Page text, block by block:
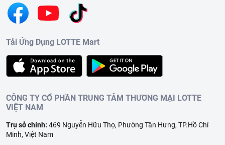
Tải Ứng Dụng LOTTE Mart
CÔNG TY CỔ PHẦN TRUNG TÂM THƯƠNG MẠI LOTTE
VIỆT NAM
Trụ sở chính: 469 Nguyễn Hữu Thọ, Phường Tân Hưng, TP.Hồ Chí
Minh, Việt Nam